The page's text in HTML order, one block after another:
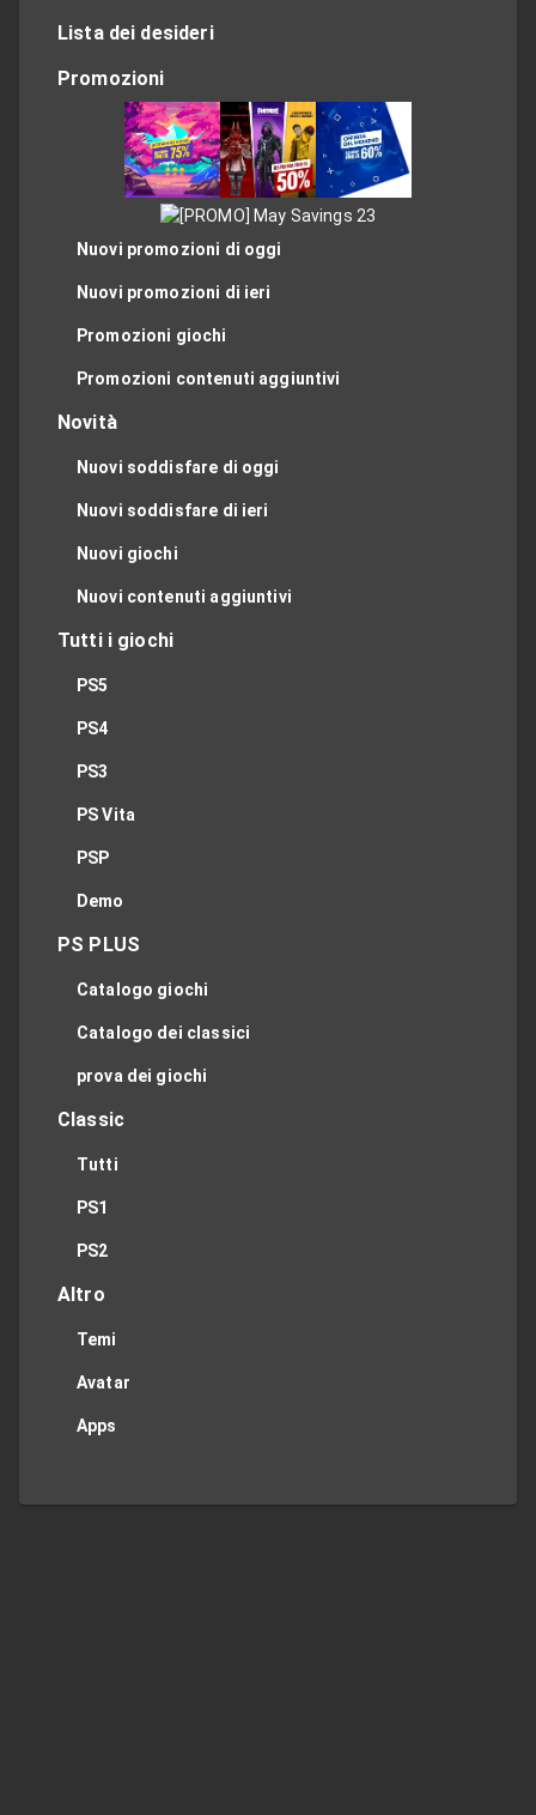
Lista dei desideri
Promozioni
Nuovi promozioni di oggi
Nuovi promozioni di ieri
Promozioni giochi
Promozioni contenuti aggiuntivi
Novità
Nuovi soddisfare di oggi
Nuovi soddisfare di ieri
Nuovi giochi
Nuovi contenuti aggiuntivi
Tutti i giochi
PS5
PS4
PS3
PS Vita
PSP
Demo
PS PLUS
Catalogo giochi
Catalogo dei classici
prova dei giochi
Classic
Tutti
PS1
PS2
Altro
Temi
Avatar
Apps